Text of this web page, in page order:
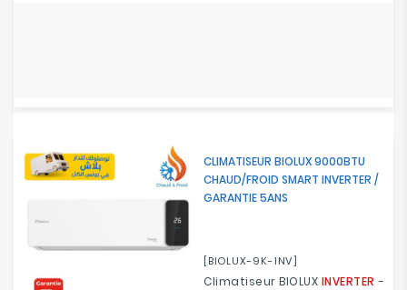
CLIMATISEUR BIOLUX 9000BTU
CHAUD/FROID SMART INVERTER /
GARANTIE 5ANS
[BIOLUX-9K-INV]
Climatiseur BIOLUX INVERTER-